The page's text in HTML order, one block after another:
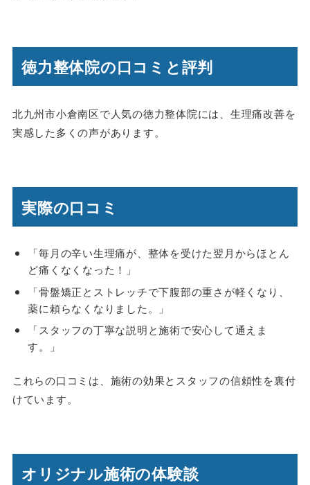
徳力整体院の口コミと評判
北九州市小倉南区で人気の徳力整体院には、生理痛改善を
実感した多くの声があります。
実際の口コミ
「毎月の辛い生理痛が、整体を受けた翌月からほとん
ど痛くなくなった！」
「骨盤矯正とストレッチで下腹部の重さが軽くなり、
薬に頼らなくなりました。」
「スタッフの丁寧な説明と施術で安心して通えま
す。」
これらの口コミは、施術の効果とスタッフの信頼性を裏付
けています。
オリジナル施術の体験談